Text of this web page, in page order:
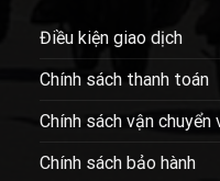
Điều kiện giao dịch
Chính sách thanh toán
Chính sách vận chuyển
Chính sách bảo hành